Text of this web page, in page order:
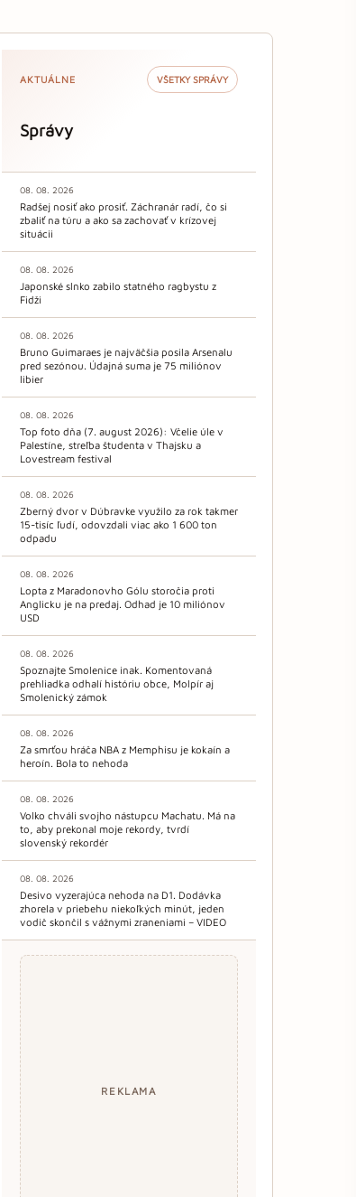
AKTUÁLNE VŠETKY SPRÁVY
Správy
08. 08. 2026
Radšej nosiť ako prosiť. Záchranár radí, čo si
zbaliť na túru a ako sa zachovať v krízovej
situácii
08. 08. 2026
Japonské slnko zabilo statného ragbystu z
Fidži
08. 08. 2026
Bruno Guimaraes je najväčšia posila Arsenalu
pred sezónou. Údajná suma je 75 miliónov
libier
08. 08. 2026
Top foto dňa (7. august 2026): Včelie úle v
Palestíne, streľba študenta v Thajsku a
Lovestream festival
08. 08. 2026
Zberný dvor v Dúbravke využilo za rok takmer
15-tisíc ľudí, odovzdali viac ako 1 600 ton
odpadu
08. 08. 2026
Lopta z Maradonovho Gólu storočia proti
Anglicku je na predaj. Odhad je 10 miliónov
USD
08. 08. 2026
Spoznajte Smolenice inak. Komentovaná
prehliadka odhalí históriu obce, Molpír aj
Smolenický zámok
08. 08. 2026
Za smrťou hráča NBA z Memphisu je kokaín a
heroín. Bola to nehoda
08. 08. 2026
Volko chváli svojho nástupcu Machatu. Má na
to, aby prekonal moje rekordy, tvrdí
slovenský rekordér
08. 08. 2026
Desivo vyzerajúca nehoda na D1. Dodávka
zhorela v priebehu niekoľkých minút, jeden
vodič skončil s vážnymi zraneniami – VIDEO
REKLAMA